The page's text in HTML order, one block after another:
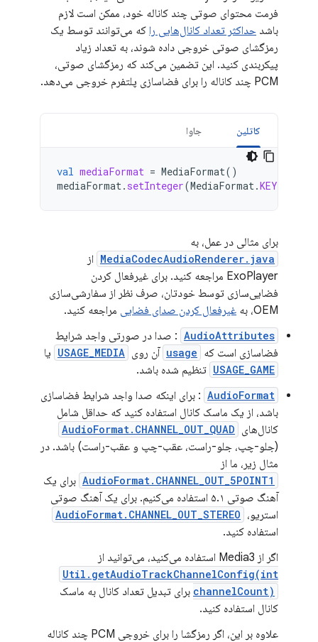
فرمت محتوای صوتی چند کاناله خود، ممکن است لازم
باشد حداکثر تعداد کانال‌هایی را که می‌توانند توسط یک
رمزگشای صوتی خروجی داده شوند، به تعداد زیاد
پیکربندی کنید. این تضمین می‌کند که رمزگشای صوتی،
PCM چند کاناله را برای فضاسازی پلتفرم خروجی می‌دهد.
کاتلین جاوا
val mediaFormat = MediaFormat()
mediaFormat. setInteger(MediaFormat.
برای مثالی در عمل، به
MediaCodecAudioRenderer.java از
ExoPlayer مراجعه کنید. برای غیرفعال کردن
فضایی‌سازی توسط خودتان، صرف نظر از سفارشی‌سازی
OEM، به
غیرفعال کردن صدای فضایی مراجعه کنید.
AudioAttributes : صدا در صورتی واجد شرایط
فضاسازی است که usage آن روی USAGE_MEDIA یا
USAGE_GAME تنظیم شده باشد.
AudioFormat : برای اینکه صدا واجد شرایط فضاسازی
باشد، از یک ماسک کانال استفاده کنید که حداقل شامل
کانال‌های AudioFormat.CHANNEL_OUT_QUAD
(جلو-چپ، جلو-راست، عقب-چپ و عقب-راست) باشد. در
مثال زیر، ما از
AudioFormat.CHANNEL_OUT_5POINT1 برای یک
آهنگ صوتی ۵.۱ استفاده می‌کنیم. برای یک آهنگ صوتی
استریو، AudioFormat.CHANNEL_OUT_STEREO
استفاده کنید.
اگر از Media3 استفاده می‌کنید، می‌توانید از
Util.getAudioTrackChannelConfig(int
channelCount) برای تبدیل تعداد کانال به ماسک
کانال استفاده کنید.
علاوه بر این، اگر رمزگشا را برای خروجی PCM چند کاناله